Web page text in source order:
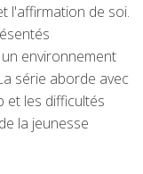
l'affirmation de soi.
environnement
série aborde avec
et les difficultés
la jeunesse